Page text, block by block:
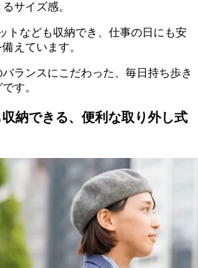
サイズ感。
トなども収納でき、仕事の日にも安
えています。
ランスにこだわった、毎日持ち歩き
す。
納できる、便利な取り外し式